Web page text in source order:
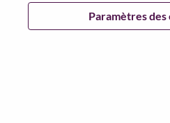
Paramètres des